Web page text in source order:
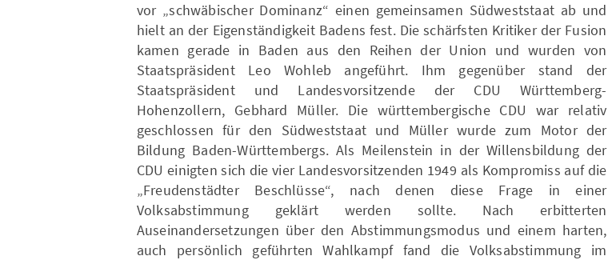
vor „schwäbischer Dominanz“ einen gemeinsamen Südweststaat ab und
hielt an der Eigenständigkeit Badens fest. Die schärfsten Kritiker der Fusion
kamen gerade in Baden aus den Reihen der Union und wurden von
Staatspräsident Leo Wohleb angeführt. Ihm gegenüber stand der
Staatspräsident und Landesvorsitzende der CDU Württemberg-
Hohenzollern, Gebhard Müller. Die württembergische CDU war relativ
geschlossen für den Südweststaat und Müller wurde zum Motor der
Bildung Baden-Württembergs. Als Meilenstein in der Willensbildung der
CDU einigten sich die vier Landesvorsitzenden 1949 als Kompromiss auf die
„Freudenstädter Beschlüsse“, nach denen diese Frage in einer
Volksabstimmung geklärt werden sollte. Nach erbitterten
Auseinandersetzungen über den Abstimmungsmodus und einem harten,
auch persönlich geführten Wahlkampf fand die Volksabstimmung im